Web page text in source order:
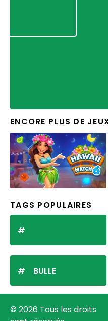
ENCORE PLUS DE
TAGS POPULAIRES
BULLE
© 2026 Tous les droits